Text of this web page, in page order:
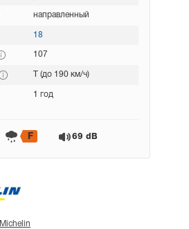
направленный
18
107
T (до 190 км/ч)
1 год
F 69 dB
Michelin